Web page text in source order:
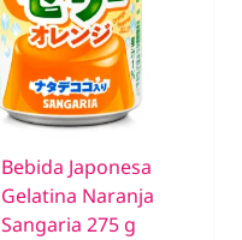
Bebida Japonesa
Gelatina Naranja
Sangaria 275 g